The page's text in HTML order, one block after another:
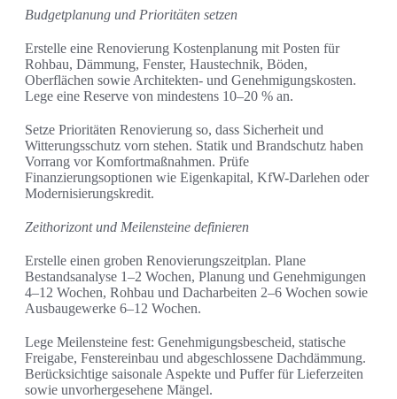
Budgetplanung und Prioritäten setzen
Erstelle eine Renovierung Kostenplanung mit Posten für
Rohbau, Dämmung, Fenster, Haustechnik, Böden,
Oberflächen sowie Architekten- und Genehmigungskosten.
Lege eine Reserve von mindestens 10–20 % an.
Setze Prioritäten Renovierung so, dass Sicherheit und
Witterungsschutz vorn stehen. Statik und Brandschutz haben
Vorrang vor Komfortmaßnahmen. Prüfe
Finanzierungsoptionen wie Eigenkapital, KfW-Darlehen oder
Modernisierungskredit.
Zeithorizont und Meilensteine definieren
Erstelle einen groben Renovierungszeitplan. Plane
Bestandsanalyse 1–2 Wochen, Planung und Genehmigungen
4–12 Wochen, Rohbau und Dacharbeiten 2–6 Wochen sowie
Ausbaugewerke 6–12 Wochen.
Lege Meilensteine fest: Genehmigungsbescheid, statische
Freigabe, Fenstereinbau und abgeschlossene Dachdämmung.
Berücksichtige saisonale Aspekte und Puffer für Lieferzeiten
sowie unvorhergesehene Mängel.